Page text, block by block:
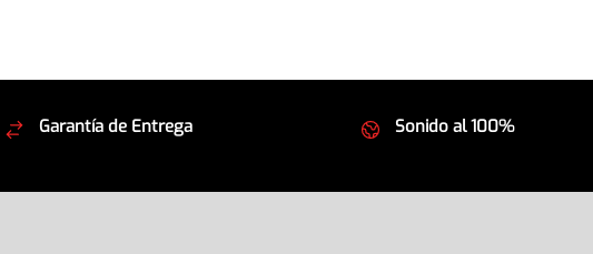
Garantía de Entrega Sonido al 100%